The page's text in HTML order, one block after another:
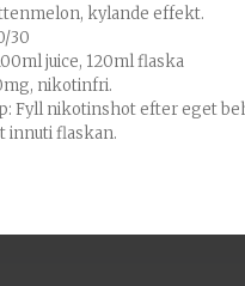
kylande effekt.
30
juice, 120ml flaska
nikotinfri.
Fyll nikotinshot efter eget
innuti flaskan.